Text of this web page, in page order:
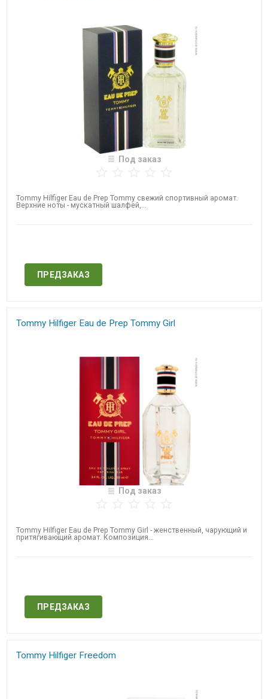
Под заказ
Tommy Hilfiger Eau de Prep Tommy свежий спортивный аромат.
Верхние ноты - мускатный шалфей,...
ПРЕДЗАКАЗ
Tommy Hilfiger Eau de Prep Tommy Girl
Под заказ
Tommy Hilfiger Eau de Prep Tommy Girl - женственный, чарующий и
притягивающий аромат. Композиция...
ПРЕДЗАКАЗ
Tommy Hilfiger Freedom